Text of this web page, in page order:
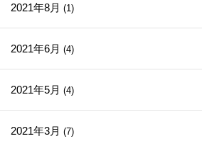
2021年8月 (1)
2021年6月 (4)
2021年5月 (4)
2021年3月 (7)